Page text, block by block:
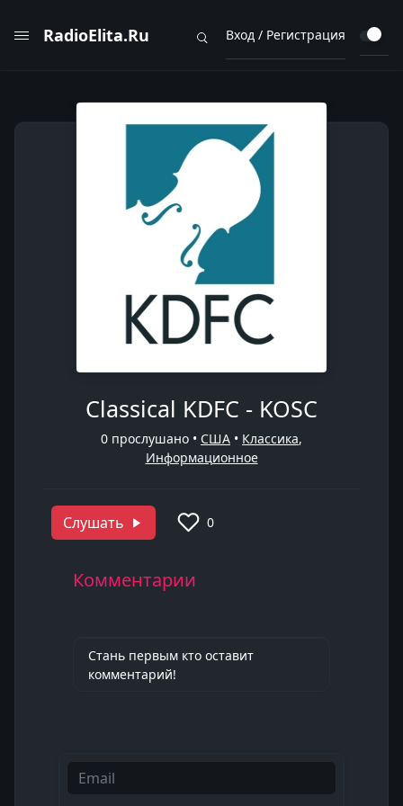
RadioElita.Ru Вход / Регистрация
Classical KDFC - KOSC
0 прослушано • США • Классика,
Информационное
Слушать 0
Комментарии
Стань первым кто оставит
комментарий!